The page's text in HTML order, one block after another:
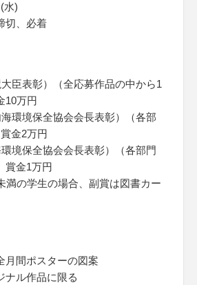
水)
切、必着
臣表彰）（全応募作品の中から1
10万円
環境保全協会会長表彰）（各部
金2万円
境保全協会会長表彰）（各部門
金1万円
満の学生の場合、副賞は図書カー
月間ポスターの図案
ル作品に限る